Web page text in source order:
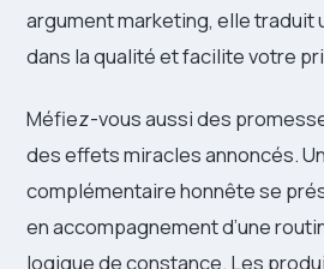
argument marketing, elle traduit
dans la qualité et facilite votre
Méfiez-vous aussi des
des effets miracles annoncés.
complémentaire honnête se
en accompagnement d’une
logique de constance. Les